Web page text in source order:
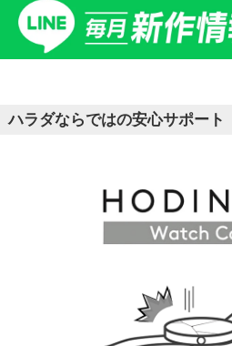
ハラダならではの安心サポート